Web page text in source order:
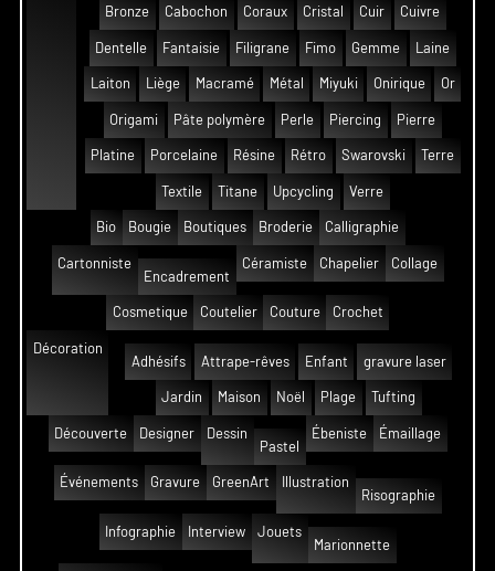
Bronze Cabochon Coraux Cristal Cuir Cuivre
Dentelle Fantaisie Filigrane Fimo Gemme Laine
Laiton Liège Macramé Métal Miyuki Onirique Or
Origami Pâte polymère Perle Piercing Pierre
Platine Porcelaine Résine Rétro Swarovski Terre
Textile Titane Upcycling Verre
Bio Bougie Boutiques Broderie Calligraphie
Cartonniste
Encadrement
Céramiste Chapelier Collage
Cosmetique Coutelier Couture Crochet
Décoration
Adhésifs
Attrape-rêves Enfant gravure laser
Jardin Maison Noël Plage Tufting
Découverte Designer
Dessin
Pastel
Ébeniste Émaillage
Événements Gravure GreenArt
Illustration
Risographie
Infographie Interview
Jouets
Marionnette